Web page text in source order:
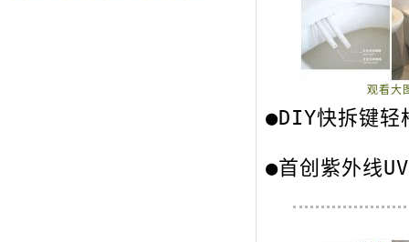
观看大
●DIY快拆键轻
●首创紫外线